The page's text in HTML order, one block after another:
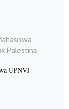
UPNVJ